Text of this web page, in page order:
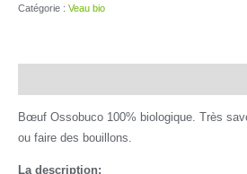
de
Catégorie : Veau bio
Bœuf Ossobuco 100% biologique. Très
ou faire des bouillons.
La description: